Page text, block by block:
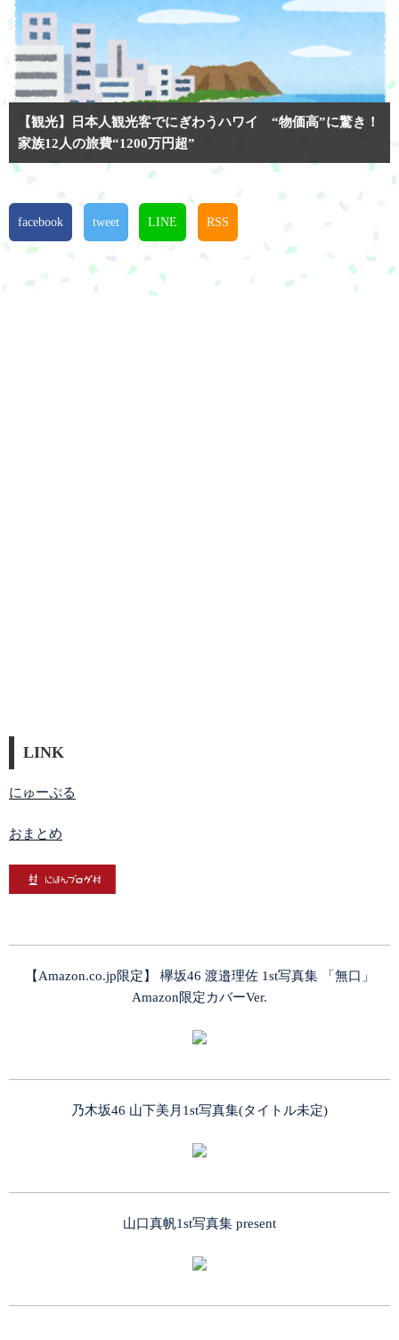
【観光】日本人観光客でにぎわうハワイ “物価高”に驚き！
家族12人の旅費“1200万円超”
facebook tweet LINE RSS
LINK
にゅーぷる
おまとめ
【Amazon.co.jp限定】 欅坂46 渡邉理佐 1st写真集 「無口」
Amazon限定カバーVer.
乃木坂46 山下美月1st写真集(タイトル未定)
山口真帆1st写真集 present